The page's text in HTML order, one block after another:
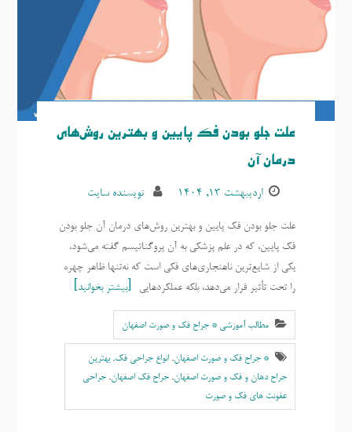
علت جلو بودن فک پایین و بهترین روش‌های
درمان آن
اردیبهشت ۱۳, ۱۴۰۴ نویسنده سایت
علت جلو بودن فک پایین و بهترین روش‌های درمان آن جلو بودن
فک پایین، که در علم پزشکی به آن پروگناتیسم گفته می‌شود،
یکی از شایع‌ترین ناهنجاری‌های فکی است که نه‌تنها ظاهر چهره
را تحت تأثیر قرار می‌دهد، بلکه عملکردهایی
بیشتر بخوانید
مطالب آموزشی * جراح فک و صورت اصفهان
* جراح فک و صورت اصفهان, انواع جراحی فک,بهترين
جراح دهان و فک و صورت اصفهان, جراح فک اصفهان, جراحی
عفونت های فک و صورت